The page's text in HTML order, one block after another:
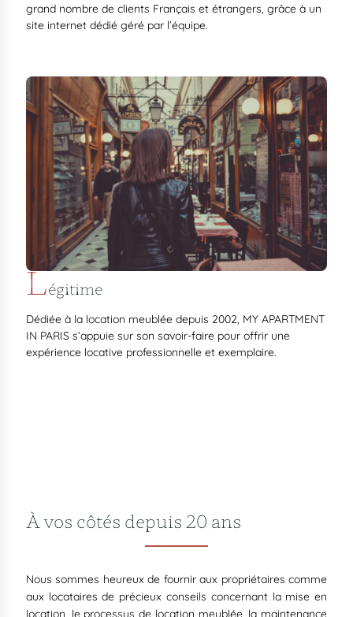
grand nombre de clients Français et étrangers, grâce à un
site internet dédié géré par l’équipe.
Légitime
Dédiée à la location meublée depuis 2002, MY APARTMENT
IN PARIS s’appuie sur son savoir-faire pour offrir une
expérience locative professionnelle et exemplaire.
À vos côtés depuis 20 ans
Nous sommes heureux de fournir aux propriétaires comme
aux locataires de précieux conseils concernant la mise en
location, le processus de location meublée, la maintenance